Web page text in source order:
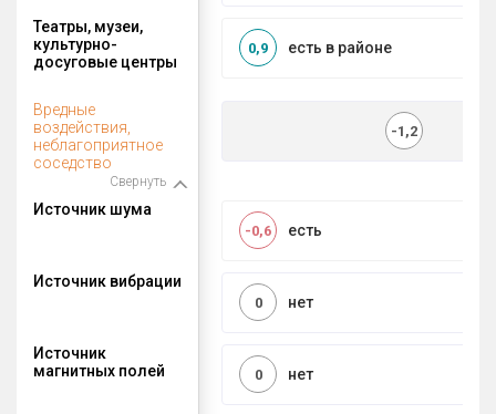
Театры, музеи,
культурно-
досуговые центры
есть в районе
0,9
Вредные
воздействия,
неблагоприятное
соседство
Свернуть
-1,2
Источник шума
есть
-0,6
Источник вибрации
нет
0
Источник
магнитных полей
нет
0